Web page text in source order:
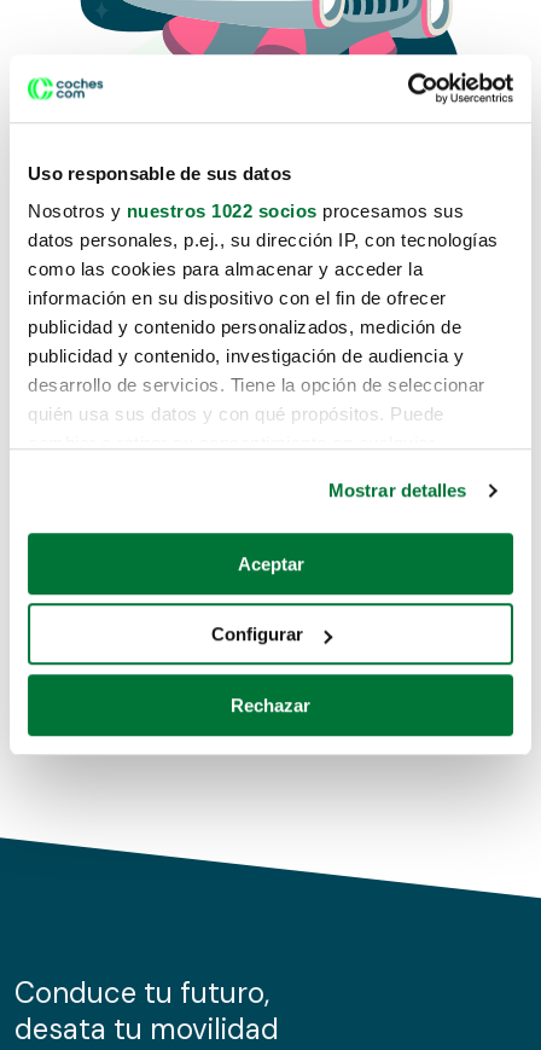
Uso responsable de sus datos
Nosotros y nuestros 1022 socios procesamos sus
datos personales, p.ej., su dirección IP, con tecnologías
como las cookies para almacenar y acceder la
información en su dispositivo con el fin de ofrecer
publicidad y contenido personalizados, medición de
publicidad y contenido, investigación de audiencia y
desarrollo de servicios. Tiene la opción de seleccionar
quién usa sus datos y con qué propósitos. Puede
Si lo permite, también quisiéramos:
Recopilar información sobre su ubicación geográfica
Identificar su dispositivo analizándolo activamente
para buscar características específicas (huellas
Obtenga más información sobre cómo se procesan sus
de cookies.
información sobre el uso que haga del sitio web con
nuestros partners de redes sociales, publicidad y análisis
Mostrar detalles
Aceptar
Configurar
Rechazar
Lo sentimos, no sabemos como
te hemos traido hasta aquí.
Pero puedes encontrar el coche que estás
buscando en alguno de estos enlaces:
Coches de segunda mano
Coches de km0
Conduce tu futuro,
desata tu movilidad